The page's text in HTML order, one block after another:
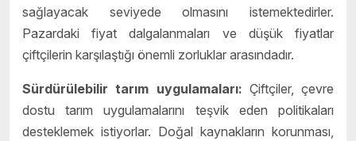
sağlayacak seviyede olmasını istemektedirler.
Pazardaki fiyat dalgalanmaları ve düşük fiyatlar
çiftçilerin karşılaştığı önemli zorluklar arasındadır.
Sürdürülebilir tarım uygulamaları: Çiftçiler, çevre
dostu tarım uygulamalarını teşvik eden politikaları
desteklemek istiyorlar. Doğal kaynakların korunması,